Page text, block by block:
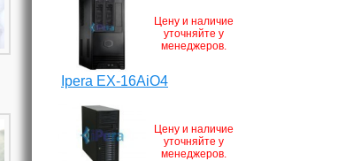
Цену и наличие
уточняйте у
менеджеров.
Ipera EX-16AiO4
Цену и наличие
уточняйте у
менеджеров.